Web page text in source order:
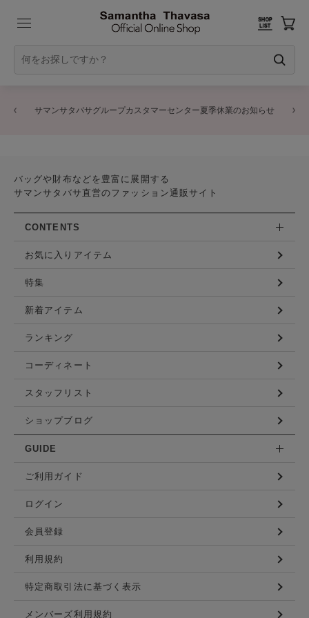
サマンサタバサグループカスタマーセンター夏季休業のお知らせ
バッグや財布などを豊富に展開する
サマンサタバサ直営のファッション通販サイト
CONTENTS
お気に入りアイテム
特集
新着アイテム
ランキング
コーディネート
スタッフリスト
ショップブログ
GUIDE
ご利用ガイド
ログイン
会員登録
利用規約
特定商取引法に基づく表示
メンバーズ利用規約